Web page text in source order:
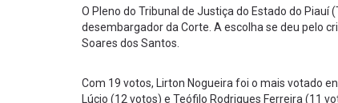
O Pleno do Tribunal de Justiça do Estado do Piauí
desembargador da Corte. A escolha se deu pelo
Soares dos Santos.
Com 19 votos, Lirton Nogueira foi o mais votado
Lúcio (12 votos) e Teófilo Rodrigues Ferreira (11